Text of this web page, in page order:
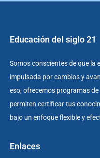
Educación del siglo 21
Somos conscientes de que la
impulsada por cambios y
eso, ofrecemos programas
permiten certificar tus
bajo un enfoque flexible y
Enlaces